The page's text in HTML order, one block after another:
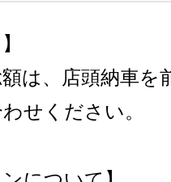
は、店頭納車を
せください。